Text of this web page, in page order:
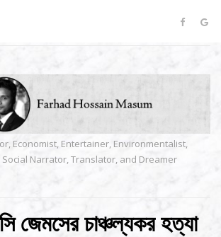
Economist, Entertainer, Environmentalist,
Social Narrator, Translator, and Dreamer
জেমসের চাঞ্চল্যকর হত্যা